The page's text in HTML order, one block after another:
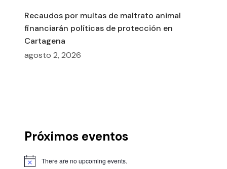
Recaudos por multas de maltrato animal
financiarán políticas de protección en
Cartagena
agosto 2, 2026
Próximos eventos
There are no upcoming events.